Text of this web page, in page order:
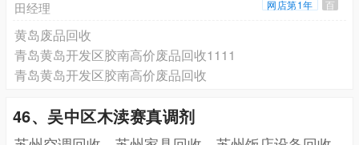
田经理 网店第1年 百
黄岛废品回收
青岛黄岛开发区胶南高价废品回收1111
青岛黄岛开发区胶南高价废品回收
46、吴中区木渎赛真调剂